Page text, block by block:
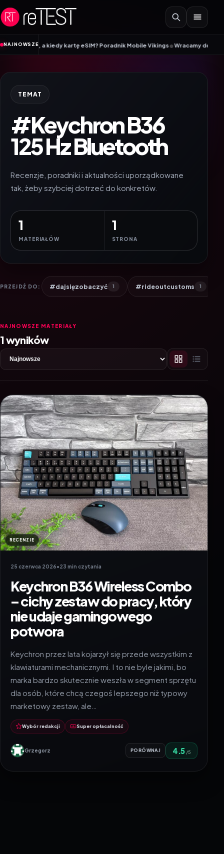
Przejdź do treści
NAJNOWSZE
SIM, a kiedy kartę eSIM? Poradnik Mobile Vikings•Wracamy do szkoły z
TEMAT
#Keychron B36
125 Hz Bluetooth
Recenzje, poradniki i aktualności uporządkowane
tak, żeby szybciej dotrzeć do konkretów.
1
MATERIAŁÓW
1
STRONA
PRZEJDŹ DO: #dajsięzobaczyć 1 #rideoutcustoms 1
NAJNOWSZE MATERIAŁY
1 wyników
RECENZJE
25 czerwca 2026•23 min czytania
Keychron B36 Wireless Combo
– cichy zestaw do pracy, który
nie udaje gamingowego
potwora
Keychron przez lata kojarzył się przede wszystkim z
klawiaturami mechanicznymi. I to nie byle jakimi, bo
marka bardzo skutecznie weszła w segment sprzętu
dla osób, które chcą czegoś lepszego niż typowy
marketowy zestaw, ale…
Wybór redakcji Super opłacalność
Grzegorz PORÓWNAJ 4.5 /5